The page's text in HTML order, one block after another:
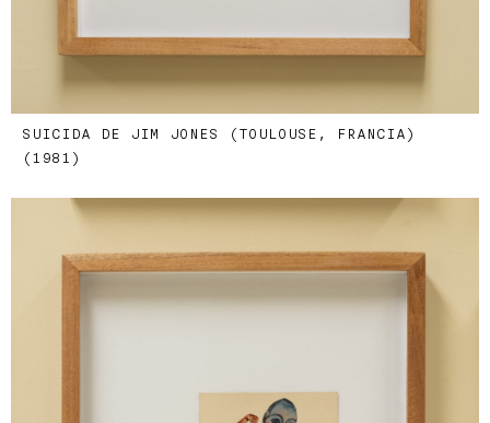
SUICIDA DE JIM JONES (TOULOUSE, FRANCIA)
(1981)